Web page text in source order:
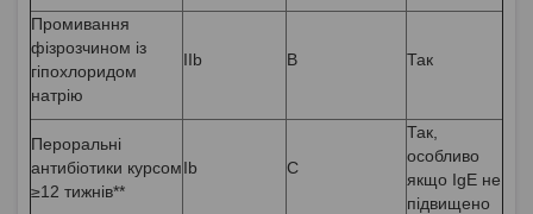
Промивання
фізрозчином із
гіпохлоридом
натрію
IIb B Так
Пероральні
антибіотики курсом
≥12 тижнів**
Ib C
Так,
особливо
якщо IgE не
підвищено